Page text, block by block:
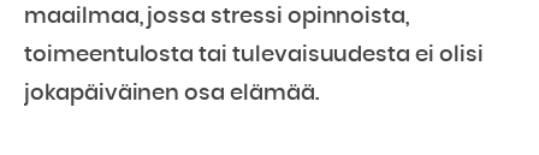
maailmaa, jossa stressi opinnoista,
toimeentulosta tai tulevaisuudesta ei olisi
jokapäiväinen osa elämää.